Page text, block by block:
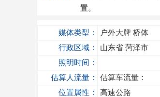
置。
媒体类型： 户外大牌 桥体
行政区域：
山东省 菏泽市
照明时间：
估算人流量：
估算车流量：
位置属性：
高速公路